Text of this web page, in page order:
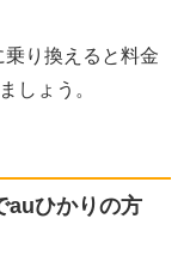
乗り換えると料金
しょう。
auひかりの方